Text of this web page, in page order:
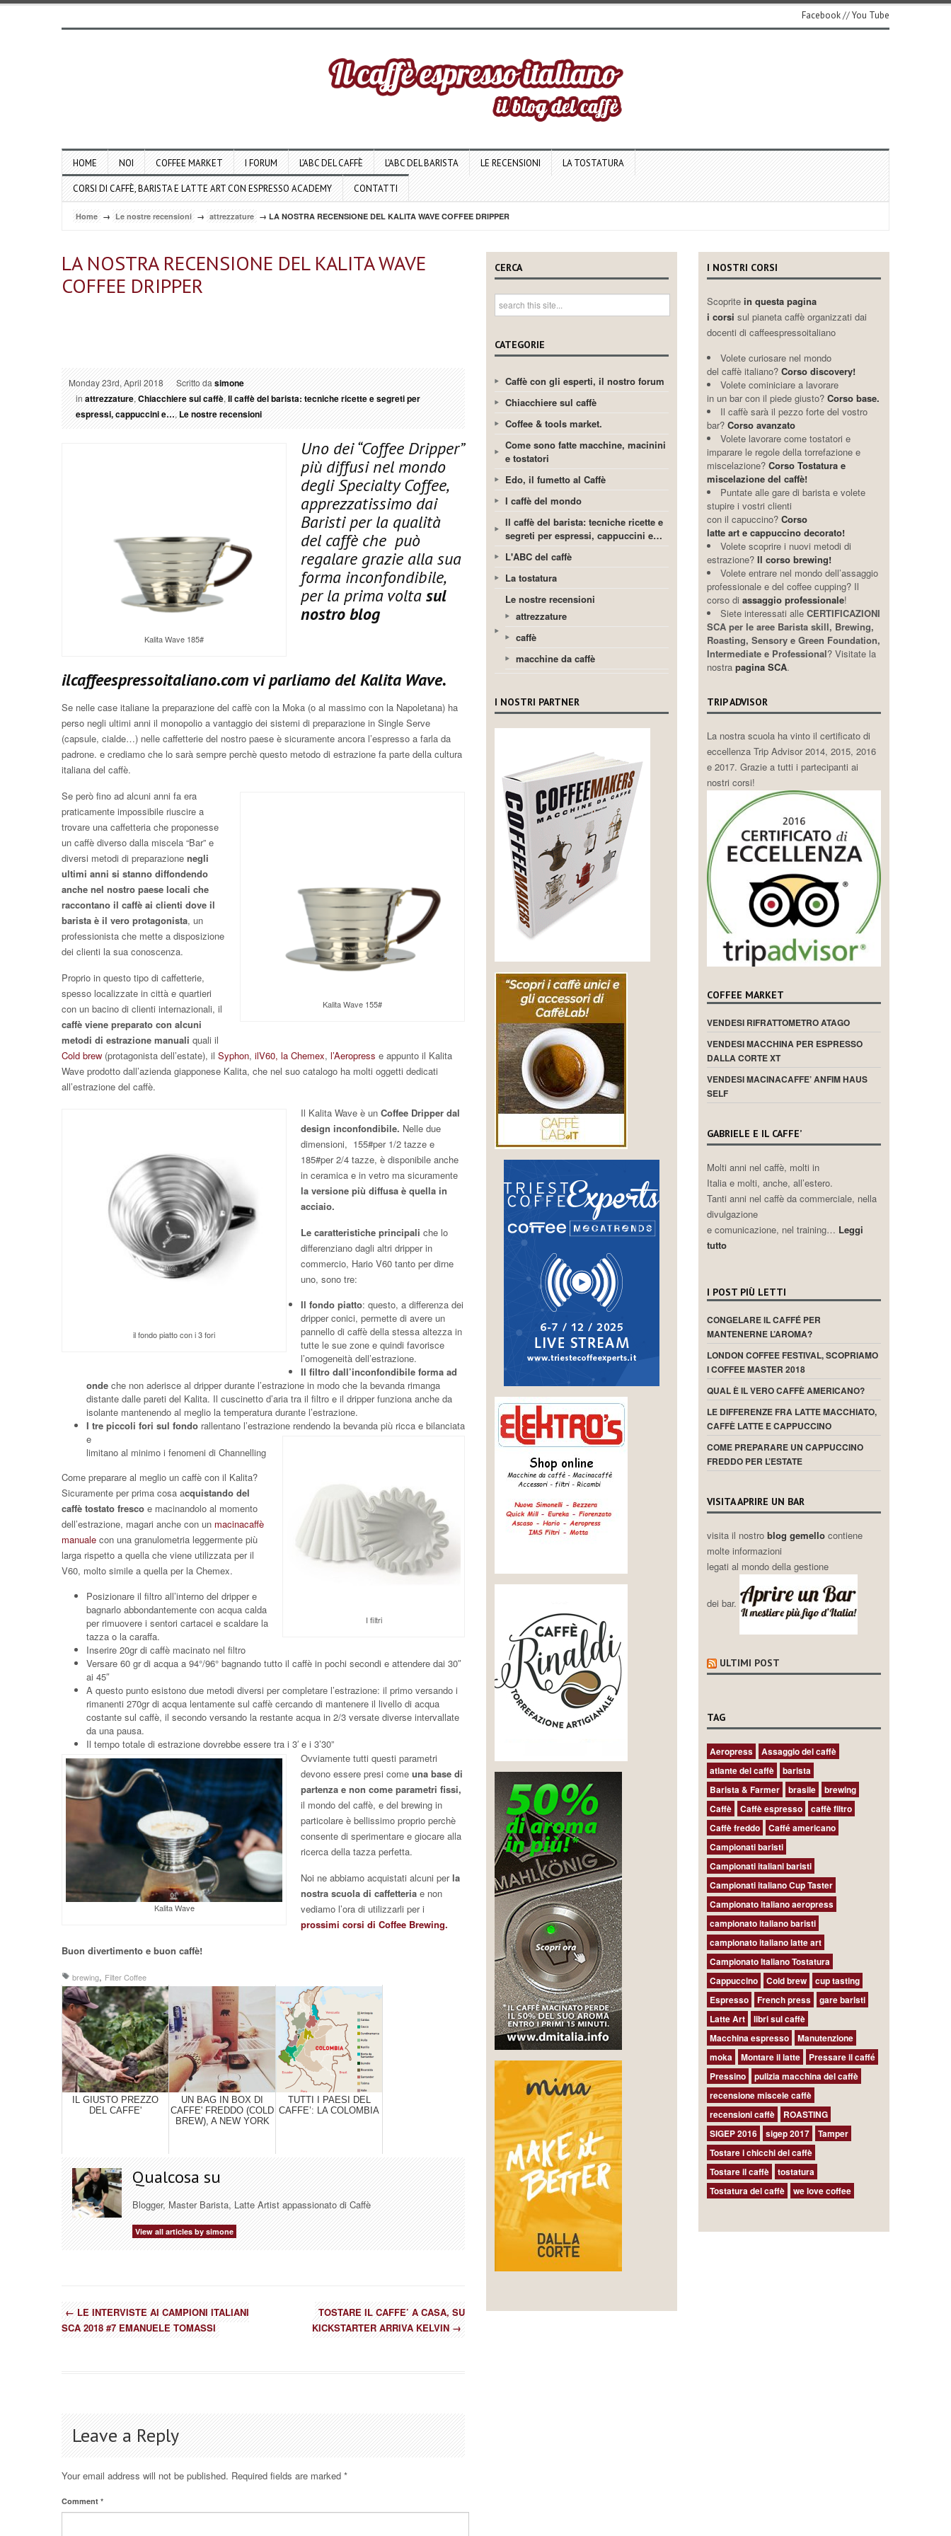
Facebook//You Tube
HOME NOI COFFEE MARKET I FORUM L’ABC DEL CAFFÈ L’ABC DEL BARISTA LE RECENSIONI LA TOSTATURA
CORSI DI CAFFÈ, BARISTA E LATTE ART CON ESPRESSO ACADEMY CONTATTI
Home → Le nostre recensioni → attrezzature → LA NOSTRA RECENSIONE DEL KALITA WAVE COFFEE DRIPPER
LA NOSTRA RECENSIONE DEL KALITA WAVE
COFFEE DRIPPER
Monday 23rd, April 2018 Scritto dasimone
inattrezzature,Chiacchiere sul caffè,Il caffè del barista: tecniche ricette e segreti per
espressi, cappuccini e…,Le nostre recensioni
Kalita Wave 185#
Uno dei “Coffee Dripper”
più diffusi nel mondo
degli Specialty Coffee,
apprezzatissimo dai
Baristi per la qualità
del caffè che può
regalare grazie alla sua
forma inconfondibile,
per la prima voltasul
nostro blog
ilcaffeespressoitaliano.com vi parliamo del Kalita Wave.
Se nelle case italiane la preparazione del caffè con la Moka (o al massimo con la Napoletana) ha
perso negli ultimi anni il monopolio a vantaggio dei sistemi di preparazione in Single Serve
(capsule, cialde…) nelle caffetterie del nostro paese è sicuramente ancora l’espresso a farla da
padrone. e crediamo che lo sarà sempre perchè questo metodo di estrazione fa parte della cultura
italiana del caffè.
Kalita Wave 155#
Se però fino ad alcuni anni fa era
praticamente impossibile riuscire a
trovare una caffetteria che proponesse
un caffè diverso dalla miscela “Bar” e
diversi metodi di preparazione negli
ultimi anni si stanno diffondendo
anche nel nostro paese locali che
raccontano il caffè ai clienti dove il
barista è il vero protagonista, un
professionista che mette a disposizione
dei clienti la sua conoscenza.
Proprio in questo tipo di caffetterie,
spesso localizzate in città e quartieri
con un bacino di clienti internazionali, il
caffè viene preparato con alcuni
metodi di estrazione manuali quali il
Cold brew (protagonista dell’estate), il Syphon, ilV60, la Chemex, l’Aeropress e appunto il Kalita
Wave prodotto dall’azienda giapponese Kalita, che nel suo catalogo ha molti oggetti dedicati
all’estrazione del caffè.
il fondo piatto con i 3 fori
Il Kalita Wave è un Coffee Dripper dal
design inconfondibile. Nelle due
dimensioni, 155#per 1/2 tazze e
185#per 2/4 tazze, è disponibile anche
in ceramica e in vetro ma sicuramente
la versione più diffusa è quella in
acciaio.
Le caratteristiche principali che lo
differenziano dagli altri dripper in
commercio, Hario V60 tanto per dirne
uno, sono tre:
Il fondo piatto: questo, a differenza dei
dripper conici, permette di avere un
pannello di caffè della stessa altezza in
tutte le sue zone e quindi favorisce
l’omogeneità dell’estrazione.
Il filtro dall’inconfondibile forma ad
onde che non aderisce al dripper durante l’estrazione in modo che la bevanda rimanga
distante dalle pareti del Kalita. Il cuscinetto d’aria tra il filtro e il dripper funziona anche da
isolante mantenendo al meglio la temperatura durante l’estrazione.
I tre piccoli fori sul fondo rallentano l’estrazione rendendo la bevanda più ricca e bilanciata
e
I filtri
limitano al minimo i fenomeni di Channelling
Come preparare al meglio un caffè con il Kalita?
Sicuramente per prima cosa acquistando del
caffè tostato fresco e macinandolo al momento
dell’estrazione, magari anche con un macinacaffè
manuale con una granulometria leggermente più
larga rispetto a quella che viene utilizzata per il
V60, molto simile a quella per la Chemex.
Posizionare il filtro all’interno del dripper e
bagnarlo abbondantemente con acqua calda
per rimuovere i sentori cartacei e scaldare la
tazza o la caraffa.
Inserire 20gr di caffè macinato nel filtro
Versare 60 gr di acqua a 94°/96° bagnando tutto il caffè in pochi secondi e attendere dai 30″
ai 45″
A questo punto esistono due metodi diversi per completare l’estrazione: il primo versando i
rimanenti 270gr di acqua lentamente sul caffè cercando di mantenere il livello di acqua
costante sul caffè, il secondo versando la restante acqua in 2/3 versate diverse intervallate
da una pausa.
Il tempo totale di estrazione dovrebbe essere tra i 3′ e i 3’30”
Kalita Wave
Ovviamente tutti questi parametri
devono essere presi come una base di
partenza e non come parametri fissi,
il mondo del caffè, e del brewing in
particolare è bellissimo proprio perchè
consente di sperimentare e giocare alla
ricerca della tazza perfetta.
Noi ne abbiamo acquistati alcuni perla
nostra scuola di caffetteria e non
vediamo l’ora di utilizzarli per i
prossimi corsi di Coffee Brewing.
Buon divertimento e buon caffè!
brewing, Filter Coffee
IL GIUSTO PREZZO
DEL CAFFE'
UN BAG IN BOX DI
CAFFE' FREDDO (COLD
BREW), A NEW YORK
TUTTI I PAESI DEL
CAFFE’: LA COLOMBIA
Qualcosa su
Blogger, Master Barista, Latte Artist appassionato di Caffè
View all articles by simone
←LE INTERVISTE AI CAMPIONI ITALIANI
SCA 2018 #7 EMANUELE TOMASSI
TOSTARE IL CAFFE’ A CASA, SU
KICKSTARTER ARRIVA KELVIN→
Leave a Reply
Your email address will not be published. Required fields are marked *
Comment *
CERCA
CATEGORIE
Caffè con gli esperti, il nostro forum
Chiacchiere sul caffè
Coffee & tools market.
Come sono fatte macchine, macinini
e tostatori
Edo, il fumetto al Caffè
I caffè del mondo
Il caffè del barista: tecniche ricette e
segreti per espressi, cappuccini e…
L'ABC del caffè
La tostatura
Le nostre recensioni
attrezzature
caffè
macchine da caffè
I NOSTRI PARTNER
I NOSTRI CORSI
Scoprite in questa pagina
i corsi sul pianeta caffè organizzati dai
docenti di caffeespressoitaliano
Volete curiosare nel mondo
del caffè italiano?Corso discovery!
Volete cominiciare a lavorare
in un bar con il piede giusto? Corso base.
Il caffè sarà il pezzo forte del vostro
bar? Corso avanzato
Volete lavorare come tostatori e
imparare le regole della torrefazione e
miscelazione? Corso Tostatura e
miscelazione del caffè!
Puntate alle gare di barista e volete
stupire i vostri clienti
con il capuccino? Corso
latte art e cappuccino decorato!
Volete scoprire i nuovi metodi di
estrazione? Il corso brewing!
Volete entrare nel mondo dell’assaggio
professionale e del coffee cupping? Il
corso di assaggio professionale!
Siete interessati alle CERTIFICAZIONI
SCA per le aree Barista skill, Brewing,
Roasting, Sensory e Green Foundation,
Intermediate e Professional? Visitate la
nostra pagina SCA.
TRIP ADVISOR
La nostra scuola ha vinto il certificato di
eccellenza Trip Advisor 2014, 2015, 2016
e 2017. Grazie a tutti i partecipanti ai
nostri corsi!
COFFEE MARKET
VENDESI RIFRATTOMETRO ATAGO
VENDESI MACCHINA PER ESPRESSO
DALLA CORTE XT
VENDESI MACINACAFFE’ ANFIM HAUS
SELF
GABRIELE E IL CAFFE’
Molti anni nel caffè, molti in
Italia e molti, anche, all’estero.
Tanti anni nel caffè da commerciale, nella
divulgazione
e comunicazione, nel training… Leggi
tutto
I POST PIÙ LETTI
CONGELARE IL CAFFÉ PER
MANTENERNE L’AROMA?
LONDON COFFEE FESTIVAL, SCOPRIAMO
I COFFEE MASTER 2018
QUAL È IL VERO CAFFÈ AMERICANO?
LE DIFFERENZE FRA LATTE MACCHIATO,
CAFFÈ LATTE E CAPPUCCINO
COME PREPARARE UN CAPPUCCINO
FREDDO PER L’ESTATE
VISITA APRIRE UN BAR
visita il nostro blog gemello contiene
molte informazioni
legati al mondo della gestione
dei bar.
ULTIMI POST
TAG
Aeropress
Assaggio del caffè
atlante del caffè
barista
Barista & Farmer
brasile
brewing
Caffè
Caffè espresso
caffè filtro
Caffè freddo
Caffé americano
Campionati baristi
Campionati italiani baristi
Campionati italiano Cup Taster
Campionato italiano aeropress
campionato italiano baristi
campionato italiano latte art
Campionato Italiano Tostatura
Cappuccino
Cold brew
cup tasting
Espresso
French press
gare baristi
Latte Art
libri sul caffè
Macchina espresso
Manutenzione
moka
Montare il latte
Pressare il caffé
Pressino
pulizia macchina del caffè
recensione miscele caffè
recensioni caffè
ROASTING
SIGEP 2016
sigep 2017
Tamper
Tostare i chicchi del caffè
Tostare il caffè
tostatura
Tostatura del caffè
we love coffee